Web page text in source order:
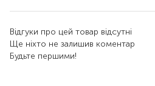
Відгуки про цей товар відсутні
Ще ніхто не залишив коментар
Будьте першими!